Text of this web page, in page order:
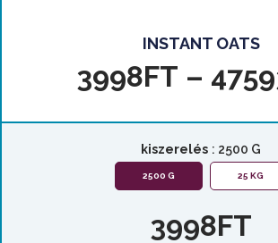
INSTANT OATS
3998FT –
kiszerelés : 2500 G
2500 G 25 KG
3998FT